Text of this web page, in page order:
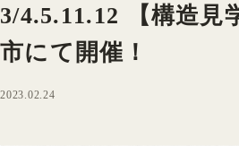
3/4.5.11.12 【構造見
市にて開催！
2023.02.24